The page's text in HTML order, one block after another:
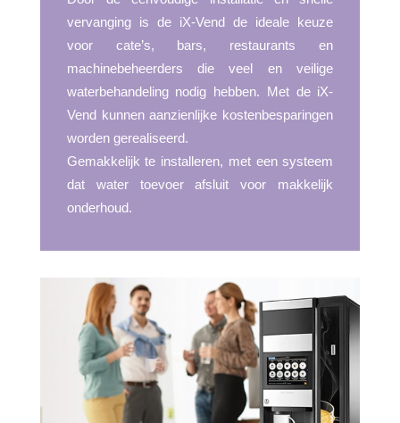
vervanging is de iX-Vend de ideale keuze
voor cate’s, bars, restaurants en
machinebeheerders die veel en veilige
waterbehandeling nodig hebben. Met de iX-
Vend kunnen aanzienlijke kostenbesparingen
worden gerealiseerd.
Gemakkelijk te installeren, met een systeem
dat water toevoer afsluit voor makkelijk
onderhoud.